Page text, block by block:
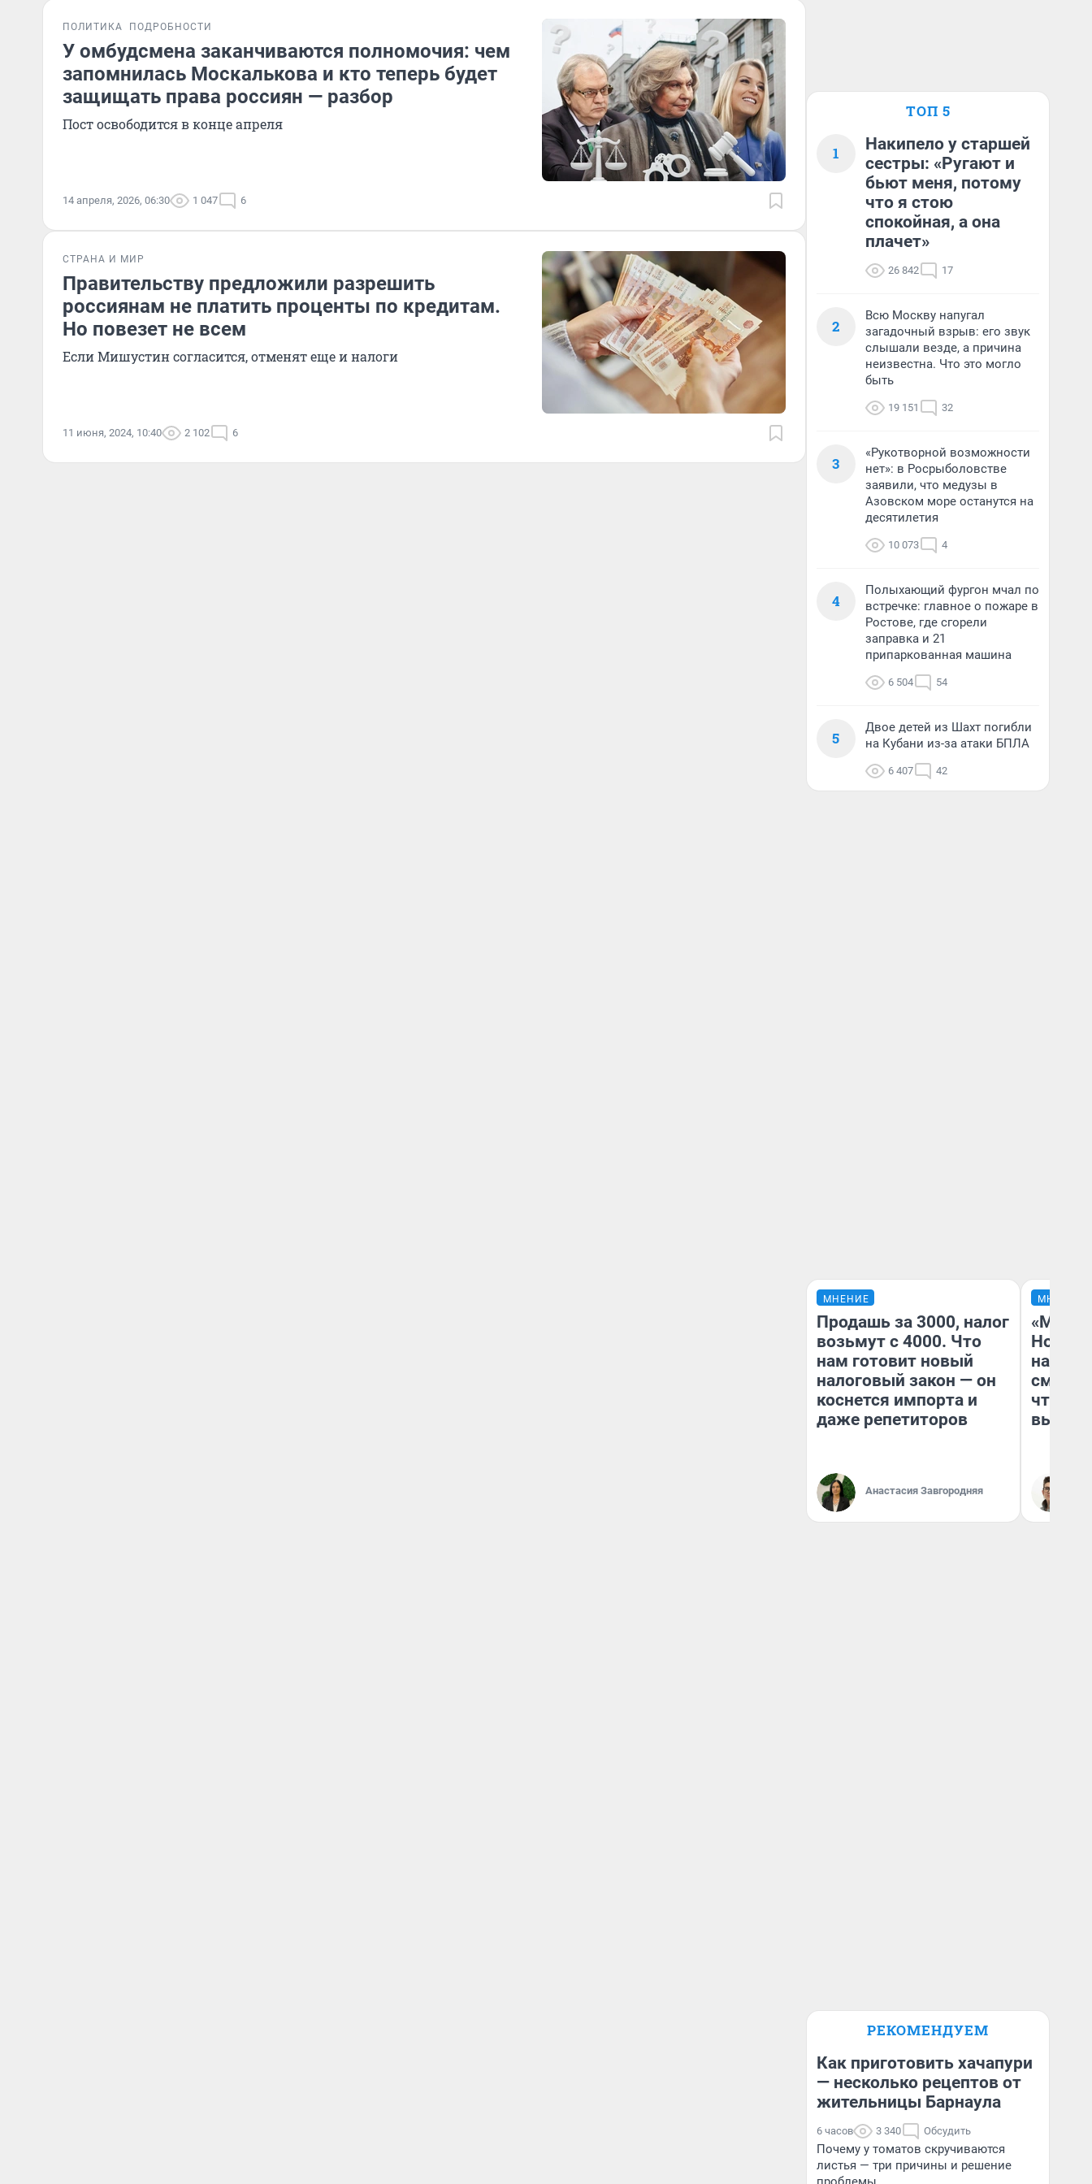
ПОЛИТИКА ПОДРОБНОСТИ
У омбудсмена заканчиваются полномочия: чем
запомнилась Москалькова и кто теперь будет
защищать права россиян — разбор
Пост освободится в конце апреля
14 апреля, 2026, 06:30 1 047 6
СТРАНА И МИР
Правительству предложили разрешить
россиянам не платить проценты по кредитам.
Но повезет не всем
Если Мишустин согласится, отменят еще и налоги
11 июня, 2024, 10:40 2 102 6
ТОП 5
1
Накипело у старшей
сестры: «Ругают и
бьют меня, потому
что я стою
спокойная, а она
плачет»
26 842 17
2
Всю Москву напугал
загадочный взрыв: его звук
слышали везде, а причина
неизвестна. Что это могло
быть
19 151 32
3
«Рукотворной возможности
нет»: в Росрыболовстве
заявили, что медузы в
Азовском море останутся на
десятилетия
10 073 4
4
Полыхающий фургон мчал по
встречке: главное о пожаре в
Ростове, где сгорели
заправка и 21
припаркованная машина
6 504 54
5
Двое детей из Шахт погибли
на Кубани из-за атаки БПЛА
6 407 42
МНЕНИЕ
Продашь за 3000, налог
возьмут с 4000. Что
нам готовит новый
налоговый закон — он
коснется импорта и
даже репетиторов
Анастасия Завгородняя
МНЕНИЕ
«Мы
чтобы
РЕКОМЕНДУЕМ
Как приготовить хачапури
— несколько рецептов от
жительницы Барнаула
6 часов 3 340 Обсудить
Почему у томатов скручиваются
листья — три причины и решение